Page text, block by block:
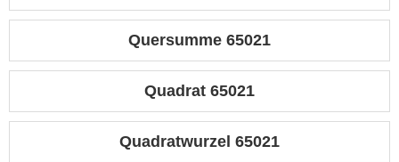
Quersumme 65021
Quadrat 65021
Quadratwurzel 65021